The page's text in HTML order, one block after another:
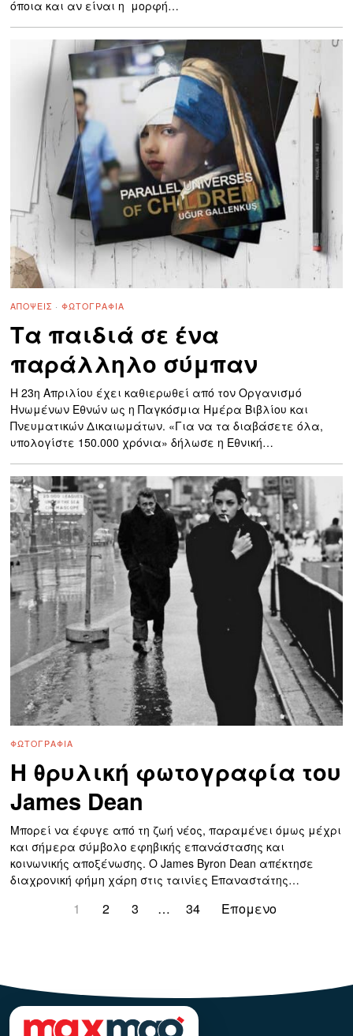
όποια και αν είναι η μορφή…
ΑΠΌΨΕΙΣ · ΦΩΤΟΓΡΑΦΊΑ
Τα παιδιά σε ένα
παράλληλο σύμπαν
Η 23η Απριλίου έχει καθιερωθεί από τον Οργανισμό
Ηνωμένων Εθνών ως η Παγκόσμια Ημέρα Βιβλίου και
Πνευματικών Δικαιωμάτων. «Για να τα διαβάσετε όλα,
υπολογίστε 150.000 χρόνια» δήλωσε η Εθνική…
ΦΩΤΟΓΡΑΦΊΑ
Η θρυλική φωτογραφία του
James Dean
Μπορεί να έφυγε από τη ζωή νέος, παραμένει όμως μέχρι
και σήμερα σύμβολο εφηβικής επανάστασης και
κοινωνικής αποξένωσης. Ο James Byron Dean απέκτησε
διαχρονική φήμη χάρη στις ταινίες Επαναστάτης…
1 2 3 … 34 Επομενο